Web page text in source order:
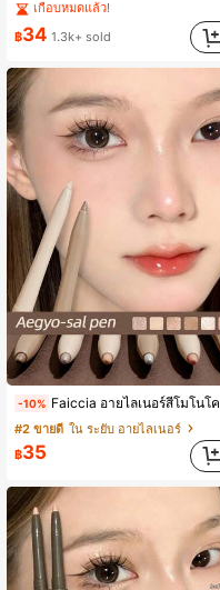
(1000+)
#1 ขายดี ใน ครีม คิ้ว
เกือบหมดแล้ว!
#1 ขายดี ใน ครีม คิ้ว
เกือบหมดแล้ว!
เกือบหมดแล้ว!
(1000+)
฿34 1.3k+ sold
-10% Faiccia อายไลเนอร์สีโมโนโครมธรรมชาติ ไฮไลท์เตอร์ประกายเงา คอนทัวร์เงา กำหนดเส้นขนตาด้านล่าง เหมาะสำหรับใช้ประจำวัน พาเล็ตคอนทัวร์แป้งรองพื้น คอนทัวร์แป้ง บลัชออนแป้ง ไฮไลท์เตอร์แป้ง
#2 ขายดี ใน ระยับ อายไลเนอร์
฿35